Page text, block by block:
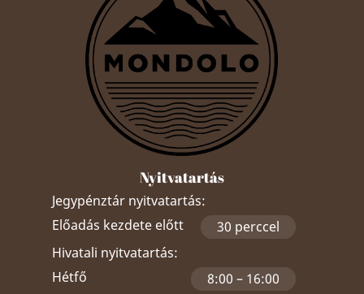
Nyitvatartás
Jegypénztár nyitvatartás:
Előadás kezdete előtt
30 perccel
Hivatali nyitvatartás:
Hétfő
8:00 – 16:00